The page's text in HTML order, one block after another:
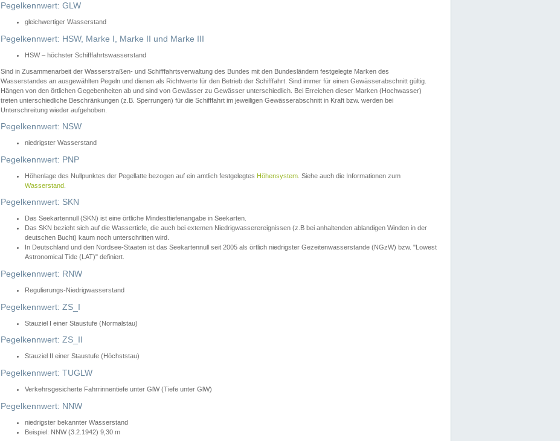
Pegelkennwert: GLW
gleichwertiger Wasserstand
Pegelkennwert: HSW, Marke I, Marke II und Marke III
HSW – höchster Schifffahrtswasserstand
Sind in Zusammenarbeit der Wasserstraßen- und Schifffahrtsverwaltung des Bundes mit den Bundesländern festgelegte Marken des
Wasserstandes an ausgewählten Pegeln und dienen als Richtwerte für den Betrieb der Schifffahrt. Sind immer für einen Gewässerabschnitt gültig.
Hängen von den örtlichen Gegebenheiten ab und sind von Gewässer zu Gewässer unterschiedlich. Bei Erreichen dieser Marken (Hochwasser)
treten unterschiedliche Beschränkungen (z.B. Sperrungen) für die Schifffahrt im jeweiligen Gewässerabschnitt in Kraft bzw. werden bei
Unterschreitung wieder aufgehoben.
Pegelkennwert: NSW
niedrigster Wasserstand
Pegelkennwert: PNP
Höhenlage des Nullpunktes der Pegellatte bezogen auf ein amtlich festgelegtes Höhensystem . Siehe auch die Informationen zum
Wasserstand
Pegelkennwert: SKN
Das Seekartennull (SKN) ist eine örtliche Mindesttiefenangabe in Seekarten.
Das SKN bezieht sich auf die Wassertiefe, die auch bei extemen Niedrigwasserereignissen (z.B bei anhaltenden ablandigen Winden in der
deutschen Bucht) kaum noch unterschritten wird.
In Deutschland und den Nordsee-Staaten ist das Seekartennull seit 2005 als örtlich niedrigster Gezeitenwasserstande (NGzW) bzw. "Lowest
Astronomical Tide (LAT)" definiert.
Pegelkennwert: RNW
Regulierungs-Niedrigwasserstand
Pegelkennwert: ZS_I
Stauziel I einer Staustufe (Normalstau)
Pegelkennwert: ZS_II
Stauziel II einer Staustufe (Höchststau)
Pegelkennwert: TUGLW
Verkehrsgesicherte Fahrrinnentiefe unter GlW (Tiefe unter GlW)
Pegelkennwert: NNW
niedrigster bekannter Wasserstand
Beispiel: NNW (3.2.1942) 9,30 m